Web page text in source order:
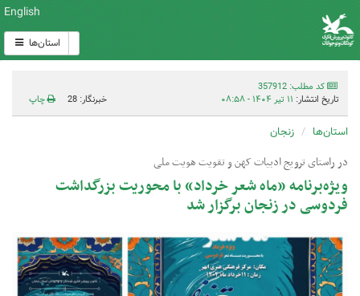
English
استان‌ها
کد مطلب: 357912
تاریخ انتشار: ۱۱ تیر ۱۴۰۴ - ۰۸:۵۸ خبرنگار: 28 چاپ
استان‌ها زنجان
در راستای ترویج ادبیات کهن و تقویت هویت ملی
ویژه‌برنامه «ماه شعر خرداد» با محوریت بزرگداشت
فردوسی در زنجان برگزار شد